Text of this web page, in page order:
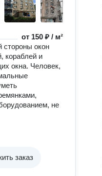
от 150 ₽ / м²
стороны окон
кораблей и
окна. Человек,
не
заказ